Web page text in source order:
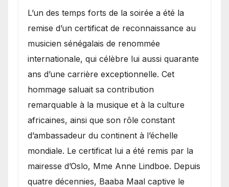
​L’un des temps forts de la soirée a été la
remise d’un certificat de reconnaissance au
musicien sénégalais de renommée
internationale, qui célèbre lui aussi quarante
ans d’une carrière exceptionnelle. Cet
hommage saluait sa contribution
remarquable à la musique et à la culture
africaines, ainsi que son rôle constant
d’ambassadeur du continent à l’échelle
mondiale. Le certificat lui a été remis par la
mairesse d’Oslo, Mme Anne Lindboe. Depuis
quatre décennies, Baaba Maal captive le